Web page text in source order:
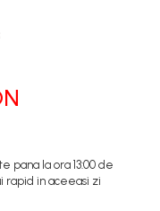
la ora 13:00 de
rapid in aceeasi zi